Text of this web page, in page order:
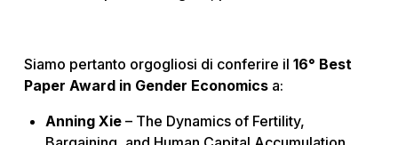
Siamo pertanto orgogliosi di conferire il 16° Best
Paper Award in Gender Economicsa:
Anning Xie– The Dynamics of Fertility,